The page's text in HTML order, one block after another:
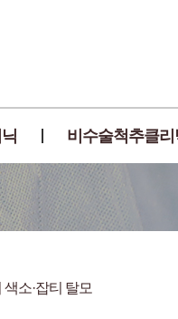
비수술척추클리
색소·잡티 탈모